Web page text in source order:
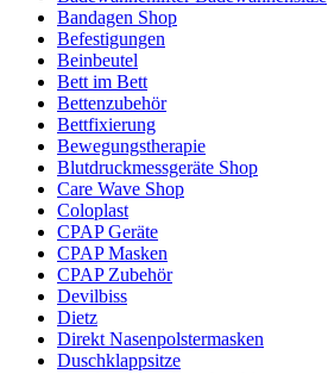
Bandagen Shop
Befestigungen
Beinbeutel
Bett im Bett
Bettenzubehör
Bettfixierung
Bewegungstherapie
Blutdruckmessgeräte Shop
Care Wave Shop
Coloplast
CPAP Geräte
CPAP Masken
CPAP Zubehör
Devilbiss
Dietz
Direkt Nasenpolstermasken
Duschklappsitze